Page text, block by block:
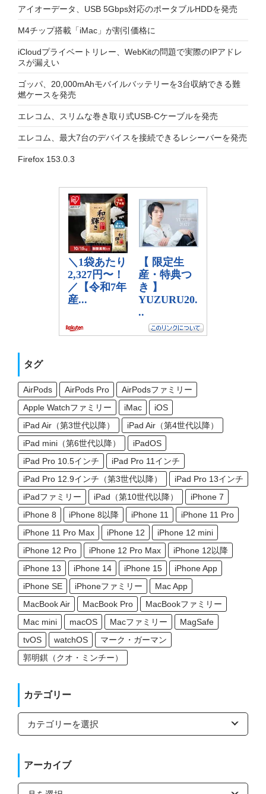
アイオーデータ、USB 5Gbps対応のポータブルHDDを発売
M4チップ搭載「iMac」が割引価格に
iCloudプライベートリレー、WebKitの問題で実際のIPアドレ
スが漏えい
ゴッパ、20,000mAhモバイルバッテリーを3台収納できる難
燃ケースを発売
エレコム、スリムな巻き取り式USB-Cケーブルを発売
エレコム、最大7台のデバイスを接続できるレシーバーを発売
Firefox 153.0.3
タグ
AirPods AirPods Pro
AirPodsファミリー
Apple Watchファミリー
iMac
iOS
iPad Air（第3世代以降）
iPad Air（第4世代以降）
iPad mini（第6世代以降）
iPadOS
iPad Pro 10.5インチ
iPad Pro 11インチ
iPad Pro 12.9インチ（第3世代以降）
iPad Pro 13インチ
iPadファミリー
iPad（第10世代以降）
iPhone 7
iPhone 8
iPhone 8以降 iPhone 11
iPhone 11 Pro
iPhone 11 Pro Max
iPhone 12
iPhone 12 mini
iPhone 12 Pro
iPhone 12 Pro Max
iPhone 12以降
iPhone 13
iPhone 14 iPhone 15
iPhone App
iPhone SE
iPhoneファミリー
Mac App
MacBook Air
MacBook Pro
MacBookファミリー
Mac mini
macOS Macファミリー
MagSafe
tvOS
watchOS
マーク・ガーマン
郭明錤（クオ・ミンチー）
カテゴリー
カ
ゴ
ー
アーカイブ
ア